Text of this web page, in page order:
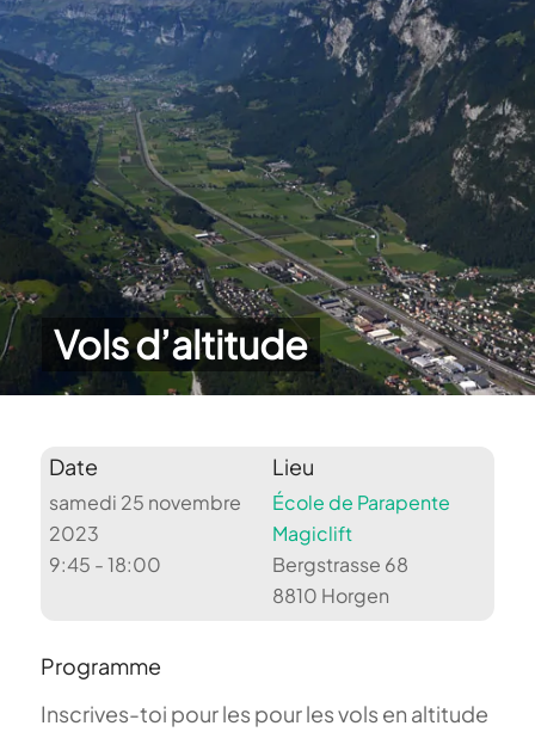
Vols d’altitude
Date
samedi 25 novembre
2023
9:45 - 18:00
Lieu
École de Parapente
Magiclift
Bergstrasse 68
8810 Horgen
Programme
Inscrives-toi pour les pour les vols en altitude